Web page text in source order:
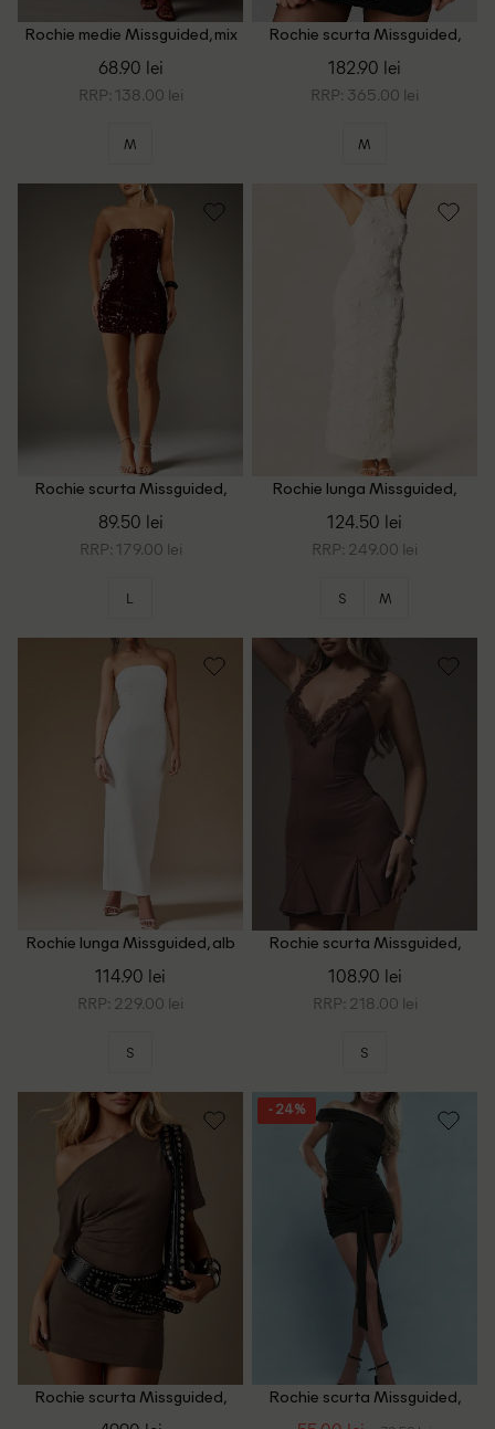
Rochie medie Missguided, mix
68.90 lei
RRP: 138.00 lei
M
Rochie scurta Missguided,
182.90 lei
RRP: 365.00 lei
M
Rochie scurta Missguided,
89.50 lei
RRP: 179.00 lei
L
Rochie lunga Missguided,
124.50 lei
RRP: 249.00 lei
S M
Rochie lunga Missguided, alb
114.90 lei
RRP: 229.00 lei
S
Rochie scurta Missguided,
108.90 lei
RRP: 218.00 lei
S
Rochie scurta Missguided,
- 24%
Rochie scurta Missguided,